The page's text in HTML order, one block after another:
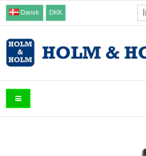
Dansk DKK